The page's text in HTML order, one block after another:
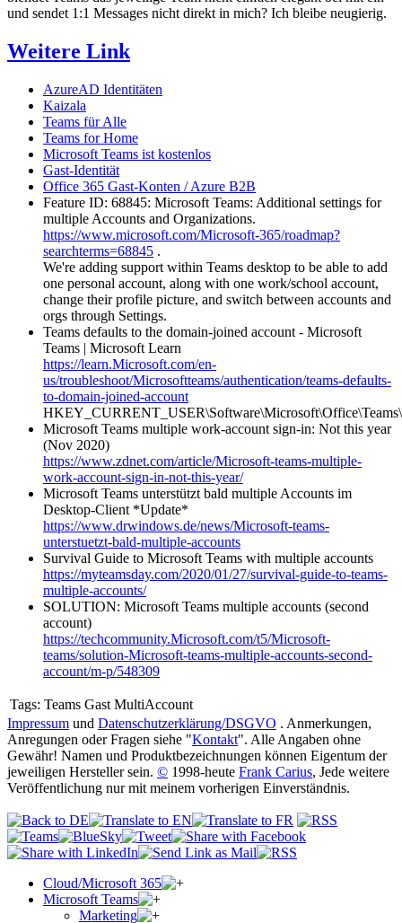
und sendet 1:1 Messages nicht direkt in mich? Ich bleibe neugierig.
Weitere Link
AzureAD Identitäten
Kaizala
Teams für Alle
Teams for Home
Microsoft Teams ist kostenlos
Gast-Identität
Office 365 Gast-Konten / Azure B2B
Feature ID: 68845: Microsoft Teams: Additional settings for
multiple Accounts and Organizations.
https://www.microsoft.com/Microsoft-365/roadmap?
searchterms=68845 .
We're adding support within Teams desktop to be able to add
one personal account, along with one work/school account,
change their profile picture, and switch between accounts and
orgs through Settings.
Teams defaults to the domain-joined account - Microsoft
Teams | Microsoft Learn
https://learn.Microsoft.com/en-
us/troubleshoot/Microsoftteams/authentication/teams-defaults-
to-domain-joined-account
Microsoft Teams multiple work-account sign-in: Not this year
(Nov 2020)
https://www.zdnet.com/article/Microsoft-teams-multiple-
work-account-sign-in-not-this-year/
Microsoft Teams unterstützt bald multiple Accounts im
Desktop-Client *Update*
https://www.drwindows.de/news/Microsoft-teams-
unterstuetzt-bald-multiple-accounts
Survival Guide to Microsoft Teams with multiple accounts
https://myteamsday.com/2020/01/27/survival-guide-to-teams-
multiple-accounts/
SOLUTION: Microsoft Teams multiple accounts (second
account)
https://techcommunity.Microsoft.com/t5/Microsoft-
teams/solution-Microsoft-teams-multiple-accounts-second-
account/m-p/548309
Tags: Teams Gast MultiAccount
Impressum und Datenschutzerklärung/DSGVO . Anmerkungen,
Anregungen oder Fragen siehe "Kontakt". Alle Angaben ohne
Gewähr! Namen und Produktbezeichnungen können Eigentum der
jeweiligen Hersteller sein. © 1998-heute Frank Carius, Jede weitere
Veröffentlichung nur mit meinem vorherigen Einverständnis.
Cloud/Microsoft 365
Microsoft Teams
Marketing